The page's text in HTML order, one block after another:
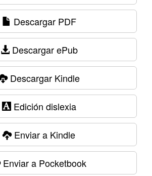
Descargar PDF
Descargar ePub
Descargar Kindle
Edición dislexia
Enviar a Kindle
Enviar a Pocketbook